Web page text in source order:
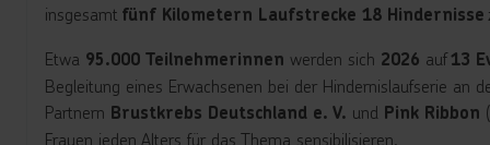
insgesamt fünf Kilometern Laufstrecke 18 Hindernisse
Etwa 95.000 Teilnehmerinnen werden sich 2026 auf13
Begleitung eines Erwachsenen bei der Hindernislaufserie an
Partnern Brustkrebs Deutschland e. V. und Pink Ribbon
Frauen jeden Alters für das Thema sensibilisieren.